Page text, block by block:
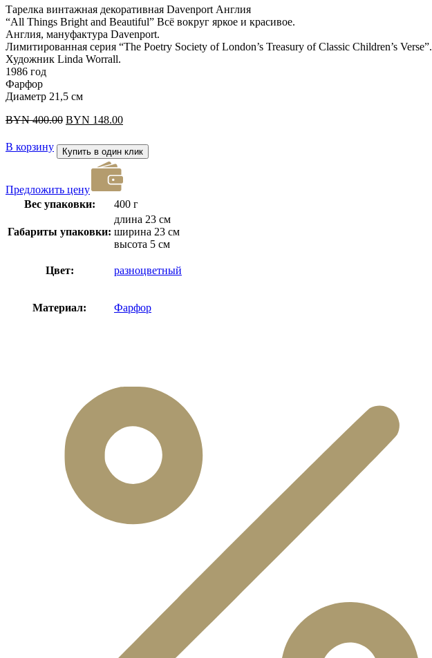
Тарелка винтажная декоративная Davenport Англия
“All Things Bright and Beautiful” Всё вокруг яркое и красивое.
Англия, мануфактура Davenport.
Лимитированная серия “The Poetry Society of London’s Treasury of Classic Children’s Verse”.
Художник Linda Worrall.
1986 год
Фарфор
Диаметр 21,5 см
BYN400.00 Первоначальная
составляла
BYN 400.00.
BYN 148.00Текущая
BYN 148.00.
В корзину Купить в один клик
Предложить цену
Вес упаковки:
400 г
Габариты упаковки:
длина 23 см
ширина 23 см
высота 5 см
Цвет: разноцветный
Материал: Фарфор